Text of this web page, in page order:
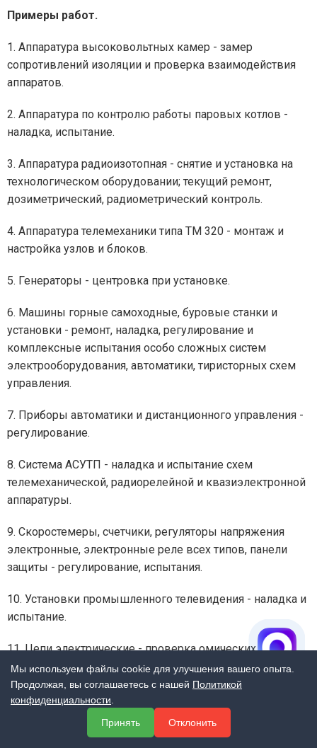
Примеры работ.
1. Аппаратура высоковольтных камер - замер
сопротивлений изоляции и проверка взаимодействия
аппаратов.
2. Аппаратура по контролю работы паровых котлов -
наладка, испытание.
3. Аппаратура радиоизотопная - снятие и установка на
технологическом оборудовании; текущий ремонт,
дозиметрический, радиометрический контроль.
4. Аппаратура телемеханики типа ТМ 320 - монтаж и
настройка узлов и блоков.
5. Генераторы - центровка при установке.
6. Машины горные самоходные, буровые станки и
установки - ремонт, наладка, регулирование и
комплексные испытания особо сложных систем
электрооборудования, автоматики, тиристорных схем
управления.
7. Приборы автоматики и дистанционного управления -
регулирование.
8. Система АСУТП - наладка и испытание схем
телемеханической, радиорелейной и квазиэлектронной
аппаратуры.
9. Скоростемеры, счетчики, регуляторы напряжения
электронные, электронные реле всех типов, панели
защиты - регулирование, испытания.
10. Установки промышленного телевидения - наладка и
испытание.
11. Цепи электрические - проверка омических
сопротивлений.
12. Электродвигатели тяговые: вспомогательные
электрические машины, электрические аппараты и
электрические приборы - испытание, балансировка,
Мы используем файлы cookie для улучшения вашего опыта.
Продолжая, вы соглашаетесь с нашей Политикой
конфиденциальности
Принять
Отклонить